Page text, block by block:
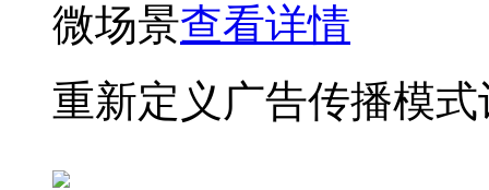
微场景查看详情
重新定义广告传播模